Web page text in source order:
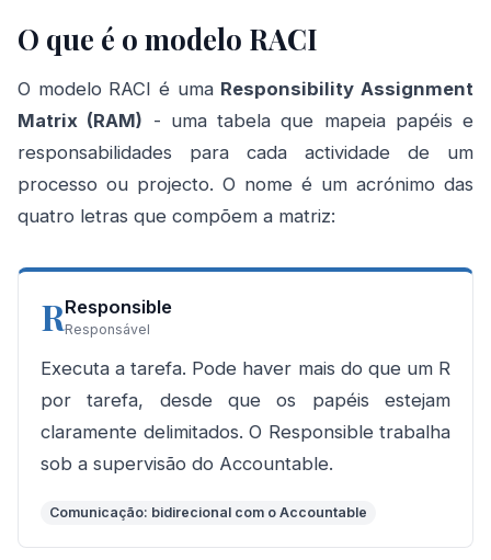
O que é o modelo RACI
O modelo RACI é uma Responsibility Assignment
Matrix (RAM) - uma tabela que mapeia papéis e
responsabilidades para cada actividade de um
processo ou projecto. O nome é um acrónimo das
quatro letras que compõem a matriz:
RResponsible
Responsável
Executa a tarefa. Pode haver mais do que um R
por tarefa, desde que os papéis estejam
claramente delimitados. O Responsible trabalha
sob a supervisão do Accountable.
Comunicação: bidirecional com o Accountable